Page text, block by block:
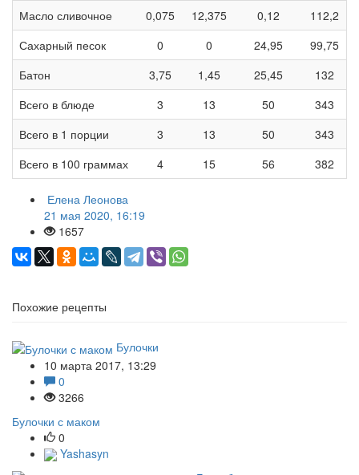
Масло сливочное
0,075 12,375 0,12
112,2
Сахарный песок
0 0 24,95
99,75
Батон
3,75 1,45 25,45
132
Всего в блюде
3 13 50
343
Всего в 1 порции
3 13 50
343
Всего в 100 граммах
4 15 56 382
Елена Леонова
21 мая 2020, 16:19
1657
Похожие рецепты
Булочки
10 марта 2017, 13:29
0
3266
Булочки с маком
0
Yashasyn